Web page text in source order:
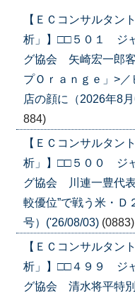
【ＥＣコンサルタン
析」】□□５０１ ジ
グ協会 矢崎宏一郎
プＯｒａｎｇｅ」>／
店の顔に（2026年8
884)
【ＥＣコンサルタン
析」】□□５００ ジ
グ協会 川連一豊代
較優位”で戦う米・Ｄ
号）('26/08/03) (0883)
【ＥＣコンサルタン
析」】□□４９９ ジ
グ協会 清水将平特